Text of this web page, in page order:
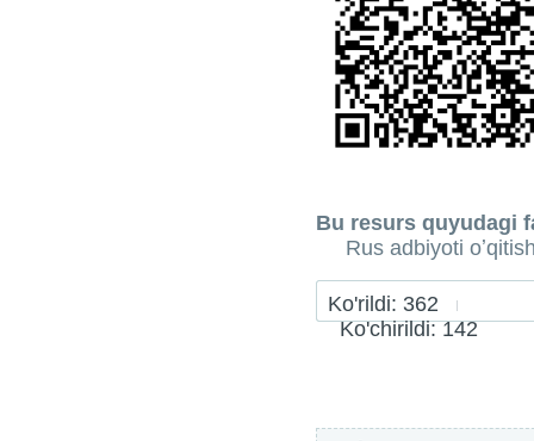
Bu resurs quyudagi
Rus adbiyoti
Ko'rildi: 362
Ko'chirildi: 142